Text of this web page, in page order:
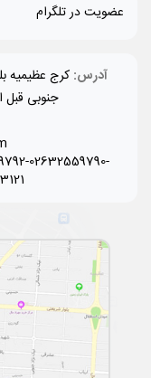
عضویت در تلگرام
آدرس:
جنوبی قبل
02632559790-